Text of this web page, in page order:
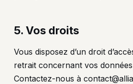
5. Vos droits
Vous disposez d’un droit
retrait concernant vos
Contactez-nous à